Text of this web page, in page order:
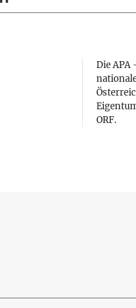
Die APA
ORF.